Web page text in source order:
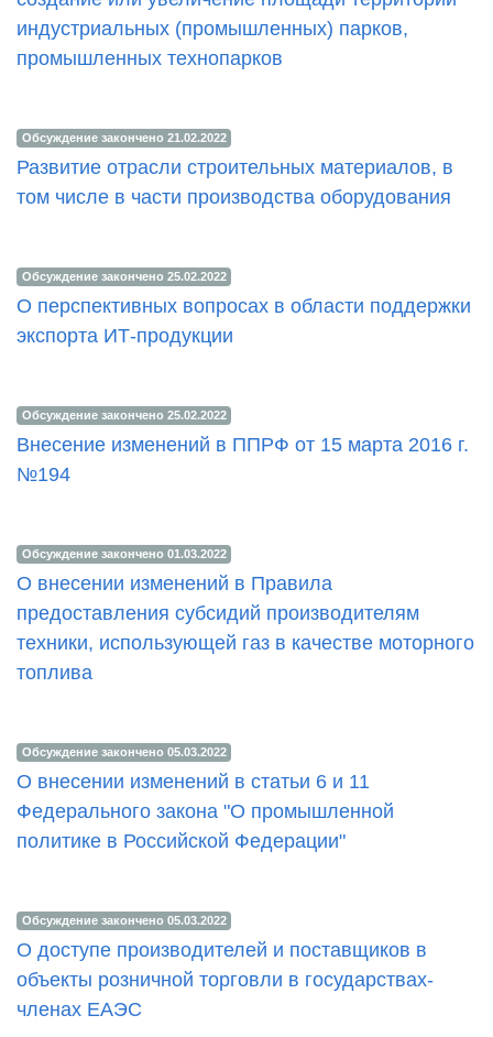
индустриальных (промышленных) парков,
промышленных технопарков
Обсуждение закончено 21.02.2022
Развитие отрасли строительных материалов, в
том числе в части производства оборудования
Обсуждение закончено 25.02.2022
О перспективных вопросах в области поддержки
экспорта ИТ-продукции
Обсуждение закончено 25.02.2022
Внесение изменений в ППРФ от 15 марта 2016 г.
№194
Обсуждение закончено 01.03.2022
О внесении изменений в Правила
предоставления субсидий производителям
техники, использующей газ в качестве моторного
топлива
Обсуждение закончено 05.03.2022
О внесении изменений в статьи 6 и 11
Федерального закона "О промышленной
политике в Российской Федерации"
Обсуждение закончено 05.03.2022
О доступе производителей и поставщиков в
объекты розничной торговли в государствах-
членах ЕАЭС